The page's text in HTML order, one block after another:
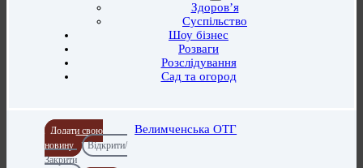
Здоров’я
Суспільство
Шоу бізнес
Розваги
Розслідування
Сад та огород
Додати свою
новину
Відкрити/
Закрити
Велимченська ОТГ